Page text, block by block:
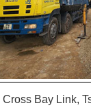
Cross Bay Link,